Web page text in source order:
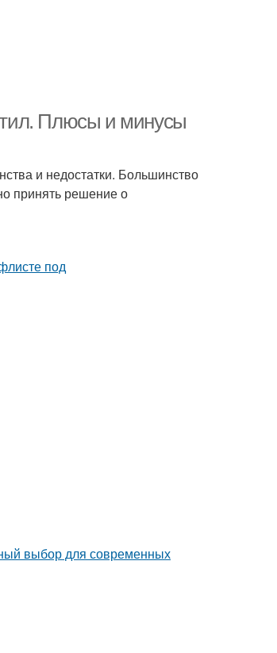
Плюсы и минусы
и недостатки. Большинство
принять решение о
выбор для современных